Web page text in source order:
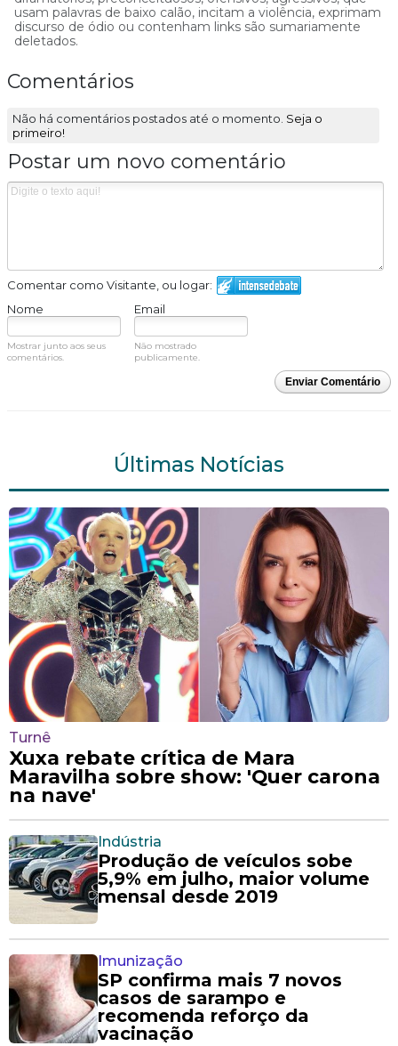
usam palavras de baixo calão, incitam a violência, exprimam
discurso de ódio ou contenham links são sumariamente
deletados.
Comentários
Não há comentários postados até o momento. Seja o
primeiro!
Postar um novo comentário
Comentar como Visitante, ou logar:
Nome
Email
Mostrar junto aos seus
comentários.
Não mostrado
publicamente.
Enviar Comentário
Últimas Notícias
Turnê
Xuxa rebate crítica de Mara
Maravilha sobre show: 'Quer carona
na nave'
Indústria
Produção de veículos sobe
5,9% em julho, maior volume
mensal desde 2019
Imunização
SP confirma mais 7 novos
casos de sarampo e
recomenda reforço da
vacinação